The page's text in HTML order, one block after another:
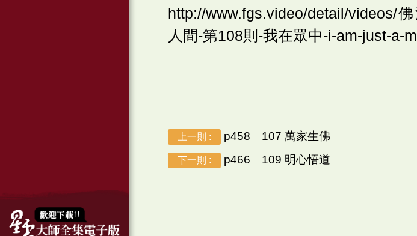
http://www.fgs.video/detail/videos/
人間-第108則-我在眾中-i-am-just-a-
上一則 : p458 107 萬家生佛
下一則 : p466 109 明心悟道